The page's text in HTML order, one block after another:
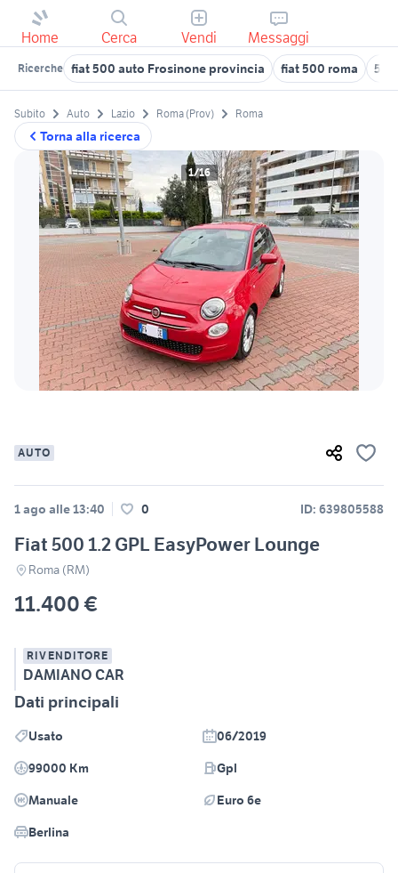
Home Cerca Vendi Messaggi
Ricerche fiat 500 auto Frosinone provincia fiat 500 roma
Torna alla ricerca
Subito Auto Lazio Roma (Prov) Roma
1/16
AUTO
1 ago alle 13:40 0 ID: 639805588
Fiat 500 1.2 GPL EasyPower Lounge
Roma (RM)
11.400 €
RIVENDITORE
DAMIANO CAR
Dati principali
Usato
06/2019
99000 Km
Gpl
Manuale
Euro 6e
Berlina